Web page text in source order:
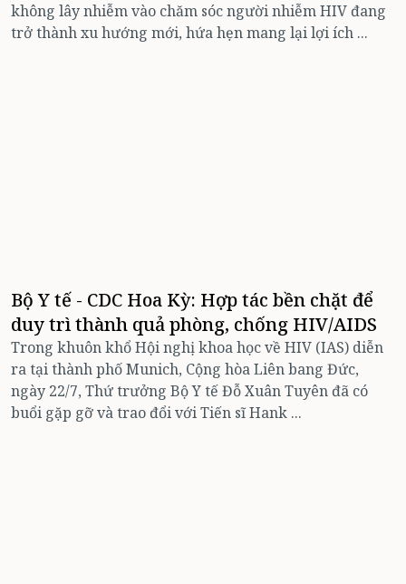
không lây nhiễm vào chăm sóc người nhiễm HIV đang
trở thành xu hướng mới, hứa hẹn mang lại lợi ích ...
Bộ Y tế - CDC Hoa Kỳ: Hợp tác bền chặt để
duy trì thành quả phòng, chống HIV/AIDS
Trong khuôn khổ Hội nghị khoa học về HIV (IAS) diễn
ra tại thành phố Munich, Cộng hòa Liên bang Đức,
ngày 22/7, Thứ trưởng Bộ Y tế Đỗ Xuân Tuyên đã có
buổi gặp gỡ và trao đổi với Tiến sĩ Hank ...